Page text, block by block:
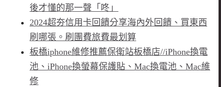
後才懂的那一聲「咚」
2024超夯信用卡回饋分享海內外回饋、買東西
刷哪張。刷團費旅費最划算
板橋iphone維修推薦保衛站板橋店//iPhone換電
池、iPhone換螢幕保護貼、Mac換電池、Mac維
修